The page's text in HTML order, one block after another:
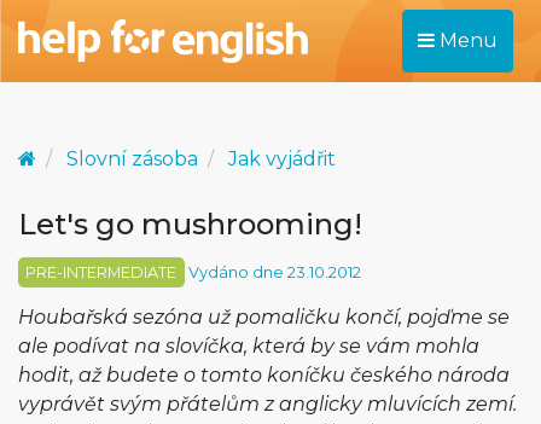
Menu
Slovní zásoba Jak vyjádřit
Let's go mushrooming!
PRE-INTERMEDIATE Vydáno dne 23.10.2012
Houbařská sezóna už pomaličku končí, pojďme se
ale podívat na slovíčka, která by se vám mohla
hodit, až budete o tomto koníčku českého národa
vyprávět svým přátelům z anglicky mluvících zemí.